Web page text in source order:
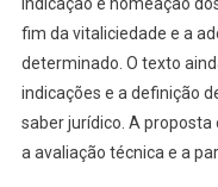
fim da vitaliciedade e a
determinado. O texto
indicações e a definição
saber jurídico. A
a avaliação técnica e a